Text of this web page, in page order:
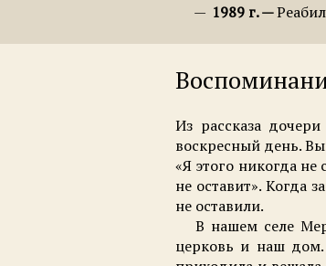
1989 г.
Из рассказа
воскресный день.
«Я этого никогда
не оставит». Когда
не оставили.
В нашем селе
церковь и наш